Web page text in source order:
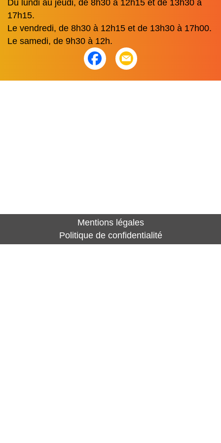
Du lundi au jeudi, de 8h30 à 12h15 et de 13h30 à
17h15.
Le vendredi, de 8h30 à 12h15 et de 13h30 à 17h00.
Le samedi, de 9h30 à 12h.
Mentions légales
Politique de confidentialité